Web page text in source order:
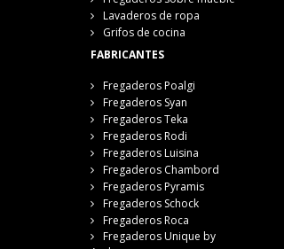
Lavaderos de ropa
Grifos de cocina
FABRICANTES
Fregaderos Poalgi
Fregaderos Syan
Fregaderos Teka
Fregaderos Rodi
Fregaderos Luisina
Fregaderos Chambord
Fregaderos Pyramis
Fregaderos Schock
Fregaderos Roca
Fregaderos Unique by